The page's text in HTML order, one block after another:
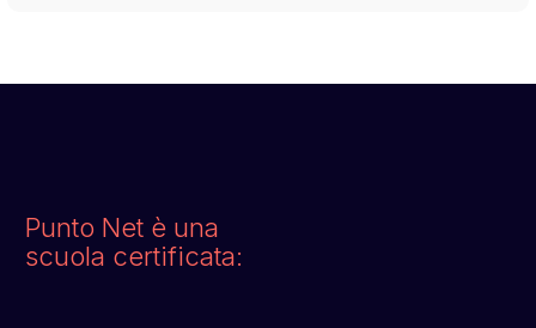
Punto Net è una
scuola certificata: